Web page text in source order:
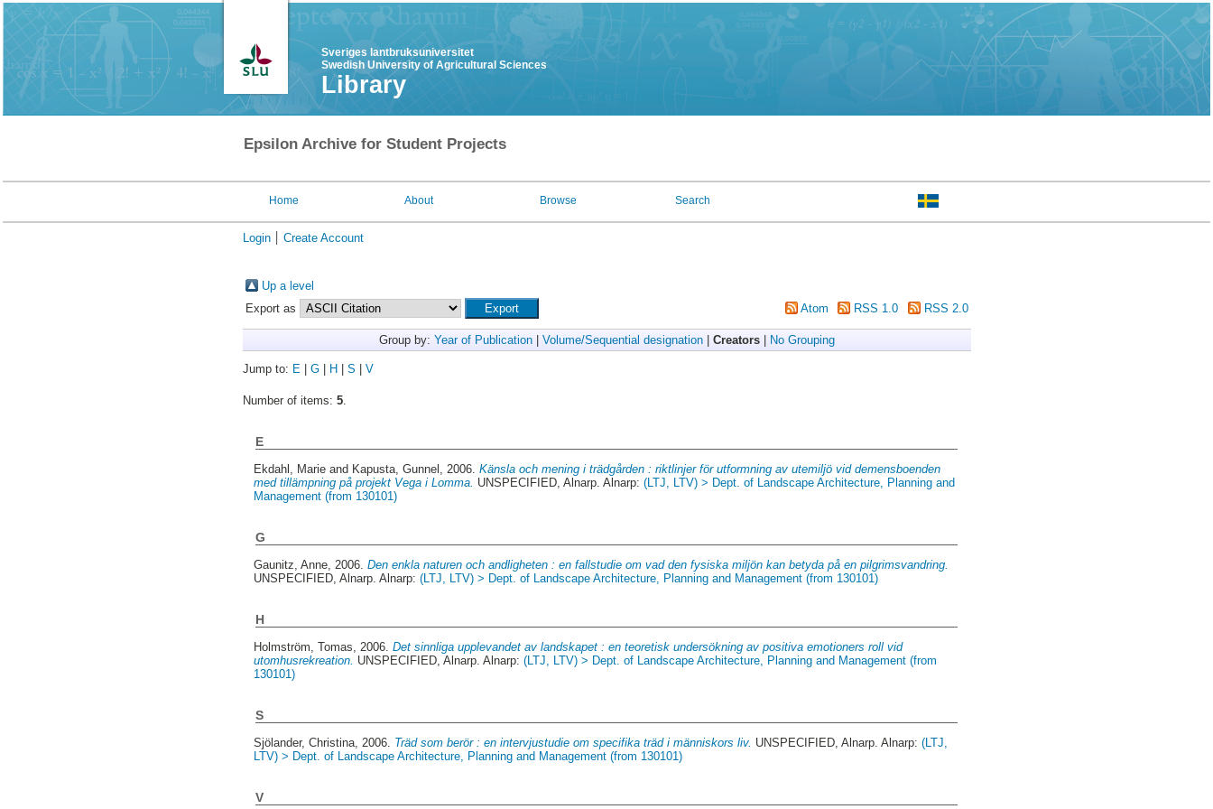
Sveriges lantbruksuniversitet
Swedish University of Agricultural Sciences
Library
Epsilon Archive for Student Projects
Home About Browse Search
Login Create Account
Up a level
Export as
Atom RSS 1.0 RSS 2.0
Group by: Year of Publication| Volume/Sequential designation| Creators| No Grouping
Jump to: E| G| H S V
Number of items: 5.
E
Ekdahl, Marie and Kapusta, Gunnel , 2006.Känsla och mening i trädgården : riktlinjer för utformning av utemiljö vid demensboenden
med tillämpning på projekt Vega i Lomma. UNSPECIFIED, Alnarp. Alnarp:(LTJ, LTV) > Dept. of Landscape Architecture, Planning and
Management (from 130101)
G
Gaunitz, Anne, 2006.Den enkla naturen och andligheten : en fallstudie om vad den fysiska miljön kan betyda på en pilgrimsvandring.
UNSPECIFIED, Alnarp. Alnarp:(LTJ, LTV) > Dept. of Landscape Architecture, Planning and Management (from 130101)
H
Holmström, Tomas, 2006.Det sinnliga upplevandet av landskapet : en teoretisk undersökning av positiva emotioners roll vid
utomhusrekreation. UNSPECIFIED, Alnarp. Alnarp:(LTJ, LTV) > Dept. of Landscape Architecture, Planning and Management (from
130101)
S
Sjölander, Christina, 2006. Träd som berör : en intervjustudie om specifika träd i människors liv. UNSPECIFIED, Alnarp. Alnarp:(LTJ,
LTV) > Dept. of Landscape Architecture, Planning and Management (from 130101)
V